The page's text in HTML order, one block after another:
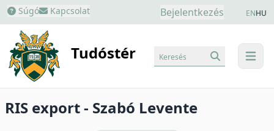
Súgó Kapcsolat Bejelentkezés ENHU
Tudóstér menu
Keresés
RIS export - Szabó Levente